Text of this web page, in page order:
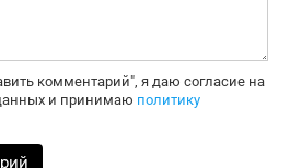
комментарий", я даю согласие на
и принимаю политику